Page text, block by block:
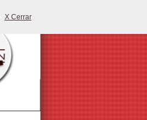
X Cerrar